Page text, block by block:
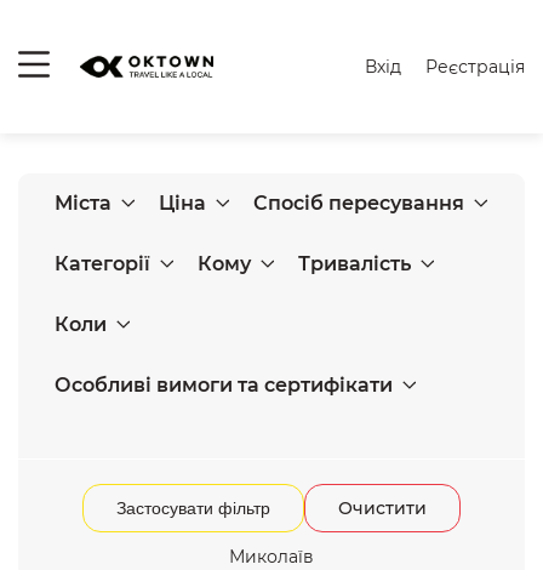
Вхід Реєстрація
Міста Ціна Спосіб пересування
Категорії Кому Тривалість
Коли
Особливі вимоги та сертифікати
Застосувати фільтр Очистити
Миколаїв